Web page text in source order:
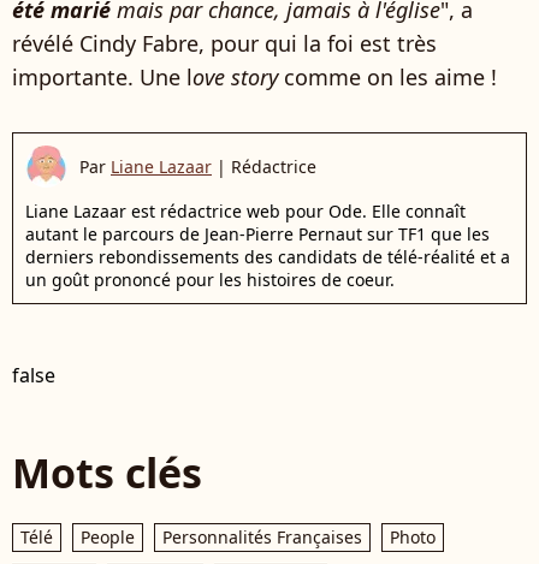
été marié mais par chance, jamais à l'église", a
révélé Cindy Fabre, pour qui la foi est très
importante. Une love storycomme on les aime !
Par Liane Lazaar | Rédactrice
Liane Lazaar est rédactrice web pour Ode. Elle connaît
autant le parcours de Jean-Pierre Pernaut sur TF1 que les
derniers rebondissements des candidats de télé-réalité et a
un goût prononcé pour les histoires de coeur.
false
Mots clés
Télé People Personnalités Françaises
Photo